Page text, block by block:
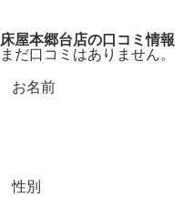
床屋本郷台店の口コミ情報
まだ口コミはありません。
お名前
性別